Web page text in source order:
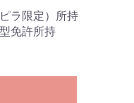
せは五井金杉校まで
合わせはこちら
ラ限定）所持
免許所持